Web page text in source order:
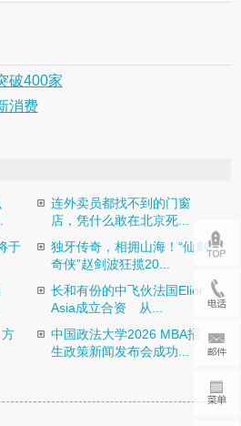
破400家
消费
连外卖员都找不到的门窗
店，凭什么敢在北京死...
于
独牙传奇，相拥山海！“仙剑
奇侠”赵剑波狂揽20...
长和有份的中飞伙法国Elior
Asia成立合资 从...
中国政法大学2026 MBA招
生政策新闻发布会成功...